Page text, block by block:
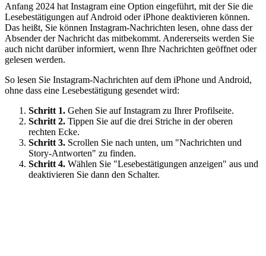
Anfang 2024 hat Instagram eine Option eingeführt, mit der Sie die
Lesebestätigungen auf Android oder iPhone deaktivieren können.
Das heißt, Sie können Instagram-Nachrichten lesen, ohne dass der
Absender der Nachricht das mitbekommt. Andererseits werden Sie
auch nicht darüber informiert, wenn Ihre Nachrichten geöffnet oder
gelesen werden.
So lesen Sie Instagram-Nachrichten auf dem iPhone und Android,
ohne dass eine Lesebestätigung gesendet wird:
Schritt 1. Gehen Sie auf Instagram zu Ihrer Profilseite.
Schritt 2. Tippen Sie auf die drei Striche in der oberen
rechten Ecke.
Schritt 3. Scrollen Sie nach unten, um "Nachrichten und
Story-Antworten" zu finden.
Schritt 4. Wählen Sie "Lesebestätigungen anzeigen" aus und
deaktivieren Sie dann den Schalter.